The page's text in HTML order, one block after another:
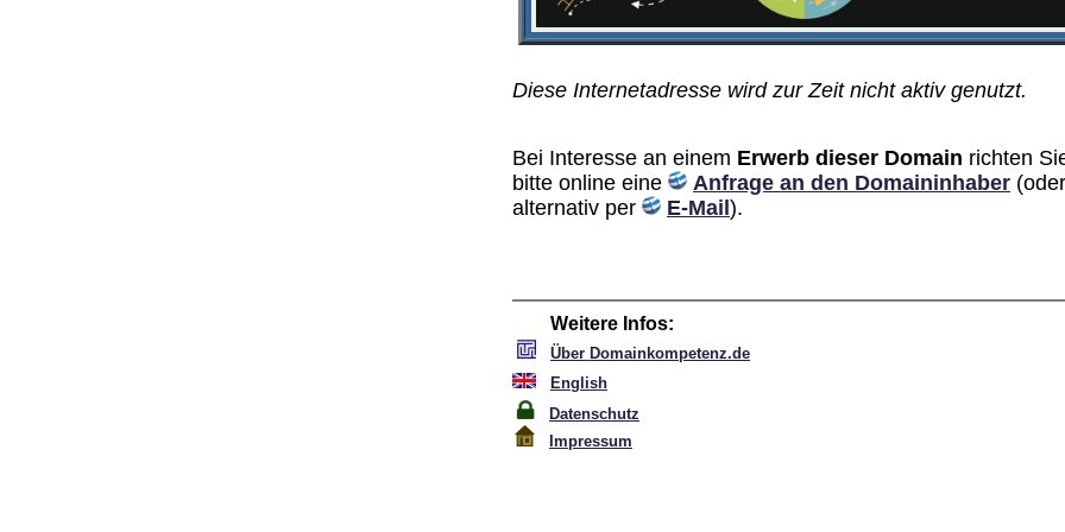
Diese Internetadresse wird zur Zeit nicht aktiv genutzt.
Bei Interesse an einem Erwerb dieser Domain richten
bitte online eine
Anfrage an den Domain­inhaber (oder
alternativ per
E-Mail ).
Weitere Infos:
Über Domainkompetenz.de
English
Datenschutz
Impressum